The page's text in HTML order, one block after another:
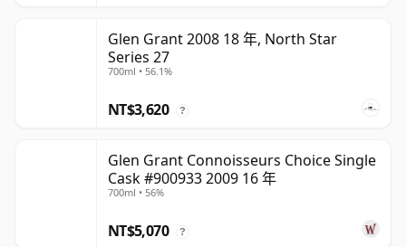
Glen Grant 2008 18 年, North Star
Series 27
700ml • 56.1%
NT$3,620 ?
Glen Grant Connoisseurs Choice Single
Cask #900933 2009 16 年
700ml • 56%
NT$5,070 ?